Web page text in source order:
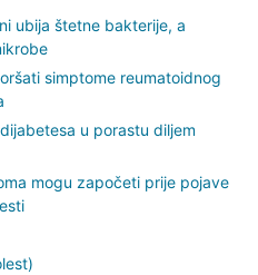
ubija štetne bakterije, a
simptome reumatoidnog
u porastu diljem
mogu započeti prije pojave